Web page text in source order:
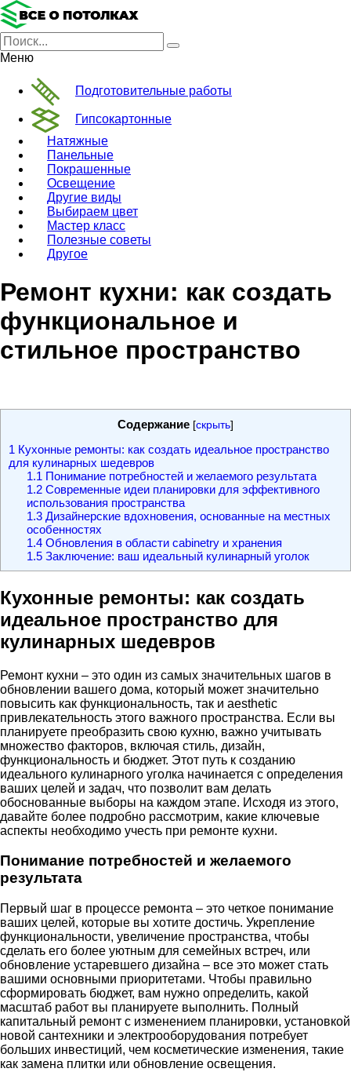
Меню
Подготовительные работы
Гипсокартонные
Натяжные
Панельные
Покрашенные
Освещение
Другие виды
Выбираем цвет
Мастер класс
Полезные советы
Другое
Ремонт кухни: как создать
функциональное и
стильное пространство
Содержание [скрыть]
1 Кухонные ремонты: как создать идеальное пространство
для кулинарных шедевров
1.1 Понимание потребностей и желаемого результата
1.2Современные идеи планировки для эффективного
использования пространства
1.3Дизайнерские вдохновения, основанные на местных
особенностях
1.4Обновления в области cabinetry и хранения
1.5Заключение: ваш идеальный кулинарный уголок
Кухонные ремонты: как создать
идеальное пространство для
кулинарных шедевров
Ремонт кухни – это один из самых значительных шагов в
обновлении вашего дома, который может значительно
повысить как функциональность, так и aesthetic
привлекательность этого важного пространства. Если вы
планируете преобразить свою кухню, важно учитывать
множество факторов, включая стиль, дизайн,
функциональность и бюджет. Этот путь к созданию
идеального кулинарного уголка начинается с определения
ваших целей и задач, что позволит вам делать
обоснованные выборы на каждом этапе. Исходя из этого,
давайте более подробно рассмотрим, какие ключевые
аспекты необходимо учесть при ремонте кухни.
Понимание потребностей и желаемого
результата
Первый шаг в процессе ремонта – это четкое понимание
ваших целей, которые вы хотите достичь. Укрепление
функциональности, увеличение пространства, чтобы
сделать его более уютным для семейных встреч, или
обновление устаревшего дизайна – все это может стать
вашими основными приоритетами. Чтобы правильно
сформировать бюджет, вам нужно определить, какой
масштаб работ вы планируете выполнить. Полный
капитальный ремонт с изменением планировки, установкой
новой сантехники и электрооборудования потребует
больших инвестиций, чем косметические изменения, такие
как замена плитки или обновление освещения.